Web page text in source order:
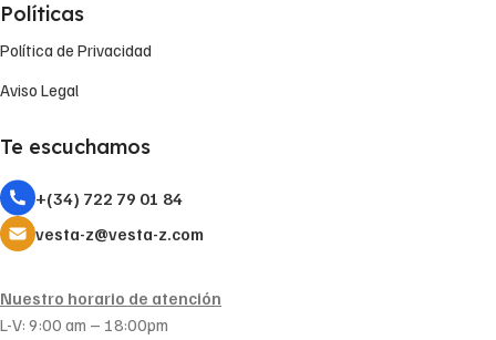
Políticas
Política de Privacidad
Aviso Legal
Te escuchamos
+(34) 722 79 01 84
vesta-z@vesta-z.com
Nuestro horario de atención
L-V: 9:00 am – 18:00pm